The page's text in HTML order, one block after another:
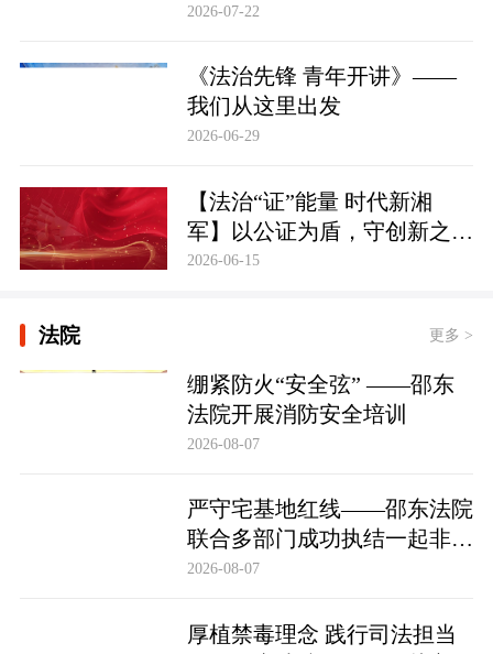
2026-07-22
《法治先锋 青年开讲》——
我们从这里出发
2026-06-29
【法治“证”能量 时代新湘
军】以公证为盾，守创新之魂
湖南青年公证人为知识产权保
2026-06-15
法院 更多 >
绷紧防火“安全弦” ——邵东
法院开展消防安全培训
2026-08-07
严守宅基地红线——邵东法院
联合多部门成功执结一起非法
占用宅基地行政处罚案
2026-08-07
厚植禁毒理念 践行司法担当